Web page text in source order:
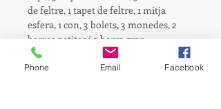
de feltre, 1 tapet de feltre, 1 mitja
esfera, 1 con, 3 bolets, 3 monedes, 2
barres petites i 2 barra gran.
Recomanat per a nens i nenes a partir
de 12 mesos.
Phone Email Facebook